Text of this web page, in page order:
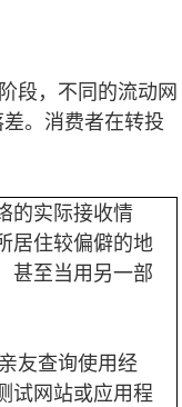
段，不同的流动网
。消费者在转投
的实际接收情
居住较偏僻的地
甚至当用另一部
友查询使用经
试网站或应用程